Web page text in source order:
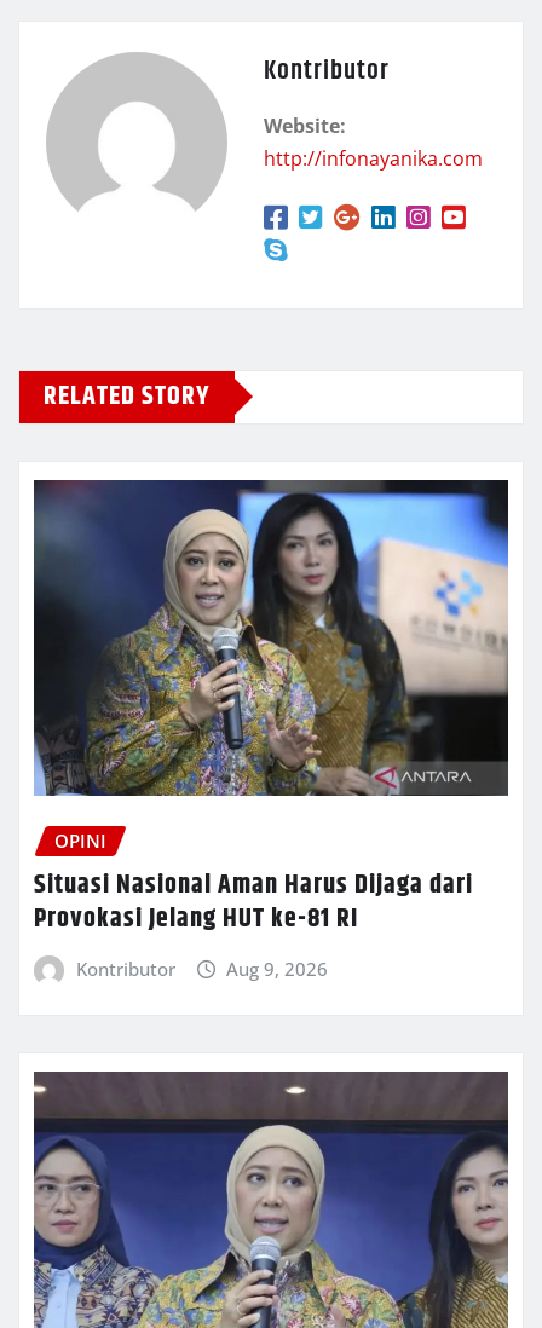
Kontributor
Website:
http://infonayanika.com
RELATED STORY
OPINI
Situasi Nasional Aman Harus Dijaga dari
Provokasi Jelang HUT ke-81 RI
Kontributor Aug 9, 2026